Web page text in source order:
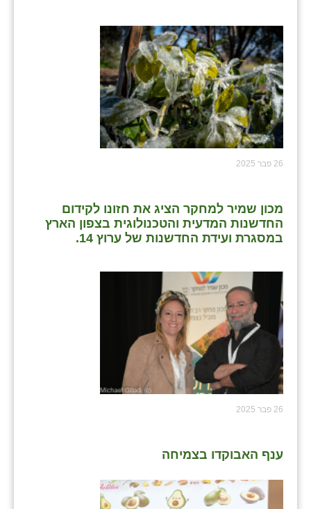
26 פבר 2025
מכון שמיר למחקר הציג את חזונו לקידום
החדשנות המדעית והטכנולוגית בצפון הארץ
במסגרת ועידת החדשנות של ערוץ 14.
26 פבר 2025
ענף האבוקדו בצמיחה
שדמה
שכניה
תלמי יוסף
בוסתן הגליל